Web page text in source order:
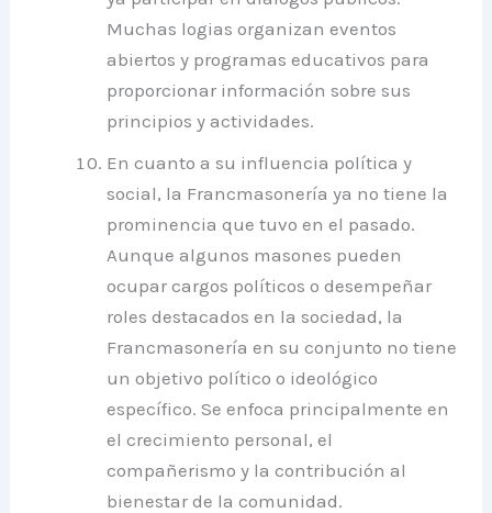
Muchas logias organizan eventos
abiertos y programas educativos para
proporcionar información sobre sus
principios y actividades.
En cuanto a su influencia política y
social, la Francmasonería ya no tiene la
prominencia que tuvo en el pasado.
Aunque algunos masones pueden
ocupar cargos políticos o desempeñar
roles destacados en la sociedad, la
Francmasonería en su conjunto no tiene
un objetivo político o ideológico
específico. Se enfoca principalmente en
el crecimiento personal, el
compañerismo y la contribución al
bienestar de la comunidad.